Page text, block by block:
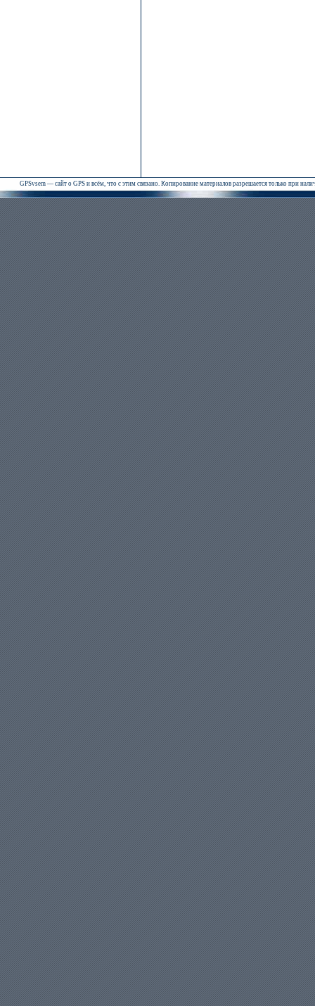
GPSvsem — сайт о GPS и всём, что с этим связано. Копирование материалов разрешается только при